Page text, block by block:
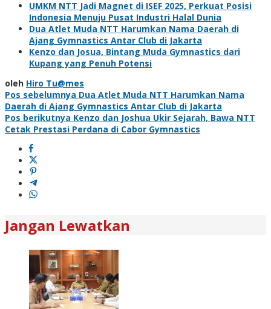
UMKM NTT Jadi Magnet di ISEF 2025, Perkuat Posisi
Indonesia Menuju Pusat Industri Halal Dunia
Dua Atlet Muda NTT Harumkan Nama Daerah di
Ajang Gymnastics Antar Club di Jakarta
Kenzo dan Josua, Bintang Muda Gymnastics dari
Kupang yang Penuh Potensi
oleh Hiro Tu@mes
Navigasi
pos
Pos sebelumnya Dua Atlet Muda NTT Harumkan Nama
Daerah di Ajang Gymnastics Antar Club di Jakarta
Pos berikutnya Kenzo dan Joshua Ukir Sejarah, Bawa NTT
Cetak Prestasi Perdana di Cabor Gymnastics
Jangan Lewatkan